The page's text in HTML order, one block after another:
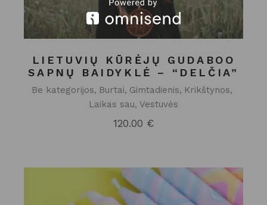
LIETUVIŲ KŪRĖJŲ GUDABOO
SAPNŲ BAIDYKLĖ – “DELČIA”
Be kategorijos Burtai Gimtadienis
Krikštynos
Laikas sau Vestuvės
120.00 €